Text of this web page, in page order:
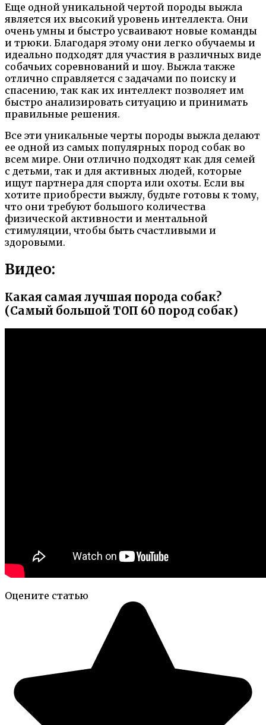
Еще одной уникальной чертой породы выжла
является их высокий уровень интеллекта. Они
очень умны и быстро усваивают новые команды
и трюки. Благодаря этому они легко обучаемы и
идеально подходят для участия в различных виде
собачьих соревнований и шоу. Выжла также
отлично справляется с задачами по поиску и
спасению, так как их интеллект позволяет им
быстро анализировать ситуацию и принимать
правильные решения.
Все эти уникальные черты породы выжла делают
ее одной из самых популярных пород собак во
всем мире. Они отлично подходят как для семей
с детьми, так и для активных людей, которые
ищут партнера для спорта или охоты. Если вы
хотите приобрести выжлу, будьте готовы к тому,
что они требуют большого количества
физической активности и ментальной
стимуляции, чтобы быть счастливыми и
здоровыми.
Видео:
Какая самая лучшая порода собак?
(Самый большой ТОП 60 пород собак)
Оцените статью